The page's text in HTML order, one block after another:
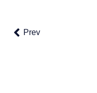
Prev